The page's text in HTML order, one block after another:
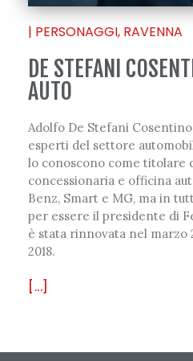
| PERSONAGGI, RAVENNA
DE STEFANI
AUTO
Adolfo De Stefani
esperti del settore
lo conoscono come titolare
concessionaria e officina
Benz, Smart e MG, ma in
per essere il presidente di
è stata rinnovata nel marzo
2018.
[...]